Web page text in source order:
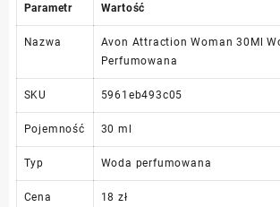
Parametr Wartość
Nazwa
Avon Attraction Woman 30Ml
Perfumowana
SKU 5961eb493c05
Pojemność 30 ml
Typ Woda perfumowana
Cena 18 zł